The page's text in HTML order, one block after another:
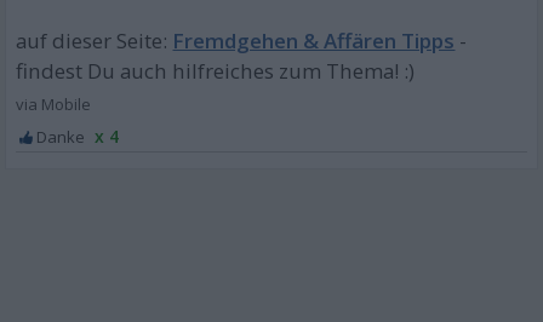
Fremdgehen & Affären Tipps
x 4